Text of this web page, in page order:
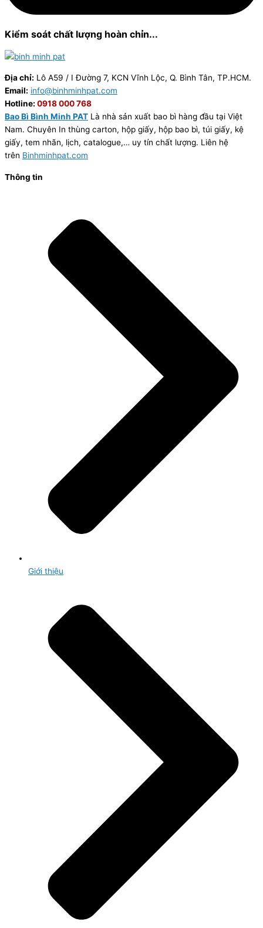
Kiểm soát chất lượng hoàn chỉn...
Địa chỉ: Lô A59 / I Đường 7, KCN Vĩnh Lộc, Q. Bình Tân, TP.HCM.
Email: info@binhminhpat.com
Hotline: 0918 000 768
Bao Bì Bình Minh PAT Là nhà sản xuất bao bì hàng đầu tại Việt
Nam. Chuyên In thùng carton, hộp giấy, hộp bao bì, túi giấy, kệ
giấy, tem nhãn, lịch, catalogue,… uy tín chất lượng. Liên hệ
trên Binhminhpat.com
Thông tin
Giới thiệu